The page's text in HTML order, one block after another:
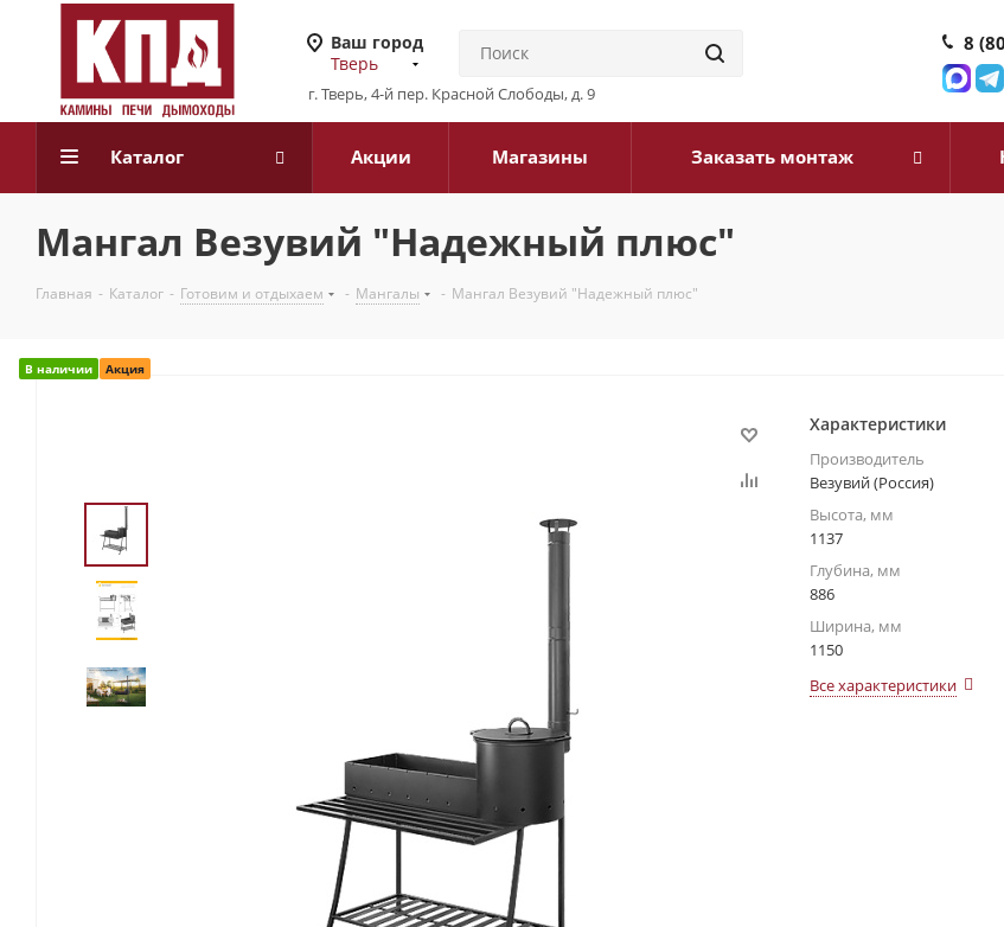
Ваш город
Тверь
г. Тверь, 4-й пер. Красной Слободы, д. 9
8
Каталог Акции Магазины Заказать монтаж
Мангал Везувий "Надежный плюс"
Главная - Каталог - Готовим и отдыхаем - Мангалы - Мангал Везувий "Надежный плюс"
В наличии Акция
Характеристики
Производитель
Везувий (Россия)
Высота, мм
1137
Глубина, мм
886
Ширина, мм
1150
Все характеристики